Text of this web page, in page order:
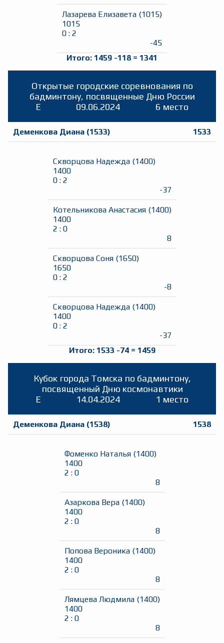
Лазарева Елизавета (1015)
1015
0 : 2
-45
Итого: 1459 -118 = 1341
Открытые городские соревнования по
бадминтону, посвященные Дню России
E
09.06.2024 6 место
Деменкова Диана (1533) 1533
Скворцова Надежда (1400)
1400
0: 2
-37
Котельникова Анастасия (1400)
1400
2 : 0
8
Скворцова Соня (1650)
1650
0: 2
-8
Скворцова Надежда (1400)
1400
0: 2
-37
Итого: 1533 -74= 1459
Кубок города Томска по бадминтону,
посвященный Дню космонавтики
E
14.04.2024 1 место
Деменкова Диана (1538) 1538
Фоменко Наталья (1400)
1400
2 : 0
8
Азаркова Вера (1400)
1400
2 : 0
8
Попова Вероника (1400)
1400
2 : 0
8
Лямцева Людмила (1400)
1400
2 : 0
8